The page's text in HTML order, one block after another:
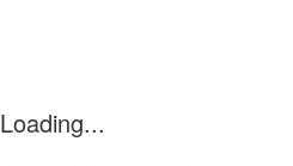
Loading...